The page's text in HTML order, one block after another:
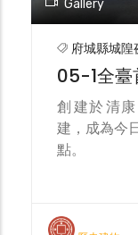
Gallery
府城縣城隍
05-1全臺
創​建於​清
建，​成為​今
點。